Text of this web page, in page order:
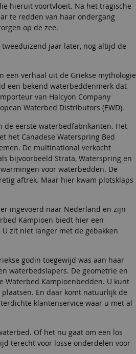
hieruit voortvloeit. Na het tragische
te redden van haar ondergang
op de zee.
jaar later, nog altijd de
een verhaal uit de Griekse mythologie
een bekend waterbeddenmerk dat
van Halcyon Company
Waterbed Distributors (EWD).
de eerste waterbedfabrikanten. Het
het Canadese Waterspring Bed
De multinational verkocht
bijvoorbeeld Strata, Waterspring en
voor waterbedden. De
aftrek. Maar hier kwam plotsklaps
ingevoerd naar Nederland en zijn
Kampioen biedt hier een
U zit niet langer met de gebakken
godin toegewijd was aan haar
waterbedslapers. De geometrie en
Waterbed Kampioenbedden. U kunt
plaatsen. En daar komt natuurlijk de
klantenservice waar u met al
Of het nu gaat om een los
terecht voor losse onderdelen voor